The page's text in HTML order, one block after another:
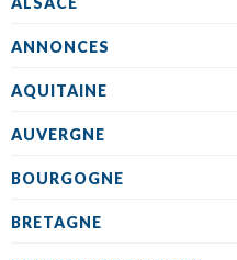
ANNONCES
AQUITAINE
AUVERGNE
BOURGOGNE
BRETAGNE